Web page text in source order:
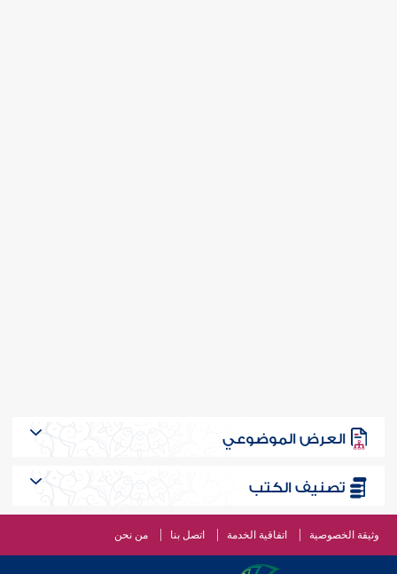
العرض الموضوعي
تصنيف الكتب
وثيقة الخصوصية اتفاقية الخدمة اتصل بنا من نحن